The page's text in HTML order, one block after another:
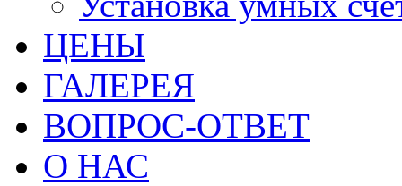
ЦЕНЫ
ГАЛЕРЕЯ
ВОПРОС-ОТВЕТ
О НАС